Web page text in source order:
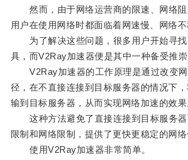
然而，由于网络运营商的限速、网络阻
用户在使用网络时都面临着网速慢、网络不
为了解决这些问题，很多用户开始寻找
具，而V2Ray加速器便是其中一种备受推崇
V2Ray加速器的工作原理是通过改变网
径，在不直接连接到目标服务器的情况下
输到目标服务器，从而实现网络加速的效果
这种方法避免了直接连接到目标服务器
限制和网络限制，提供了更快更稳定的网络
使用V2Ray加速器非常简单。